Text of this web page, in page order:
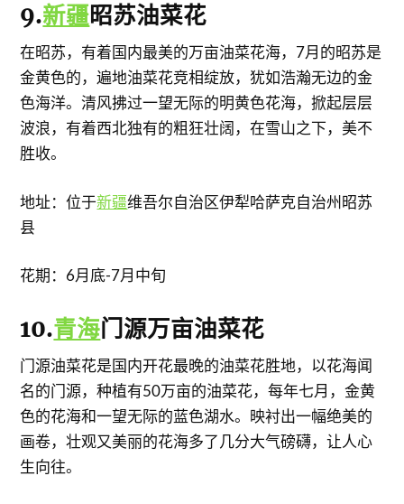
9.新疆昭苏油菜花
在昭苏，有着国内最美的万亩油菜花海，7月的昭苏是
金黄色的，遍地油菜花竞相绽放，犹如浩瀚无边的金
色海洋。清风拂过一望无际的明黄色花海，掀起层层
波浪，有着西北独有的粗狂壮阔，在雪山之下，美不
胜收。
地址：位于新疆维吾尔自治区伊犁哈萨克自治州昭苏
县
花期：6月底-7月中旬
10.青海门源万亩油菜花
门源油菜花是国内开花最晚的油菜花胜地，以花海闻
名的门源，种植有50万亩的油菜花，每年七月，金黄
色的花海和一望无际的蓝色湖水。映衬出一幅绝美的
画卷，壮观又美丽的花海多了几分大气磅礴，让人心
生向往。